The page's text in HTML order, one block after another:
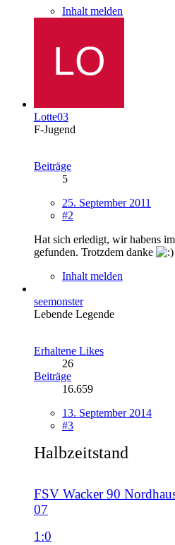
Inhalt melden
Lotte03
F-Jugend
Beiträge
5
25. September 2011
#2
Hat sich erledigt, wir habens
gefunden. Trotzdem danke
Inhalt melden
seemonster
Lebende Legende
Erhaltene Likes
26
Beiträge
16.659
13. September 2014
#3
Halbzeitstand
FSV Wacker 90
07
1:0